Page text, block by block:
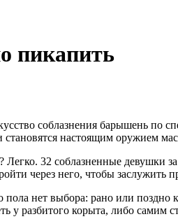
пикапить
соблазнения барышень по
настоящим оружием
Легко. 32 соблазненные девушки
через него, чтобы заслужить
пола нет выбора: рано или
у разбитого корыта, либо самим